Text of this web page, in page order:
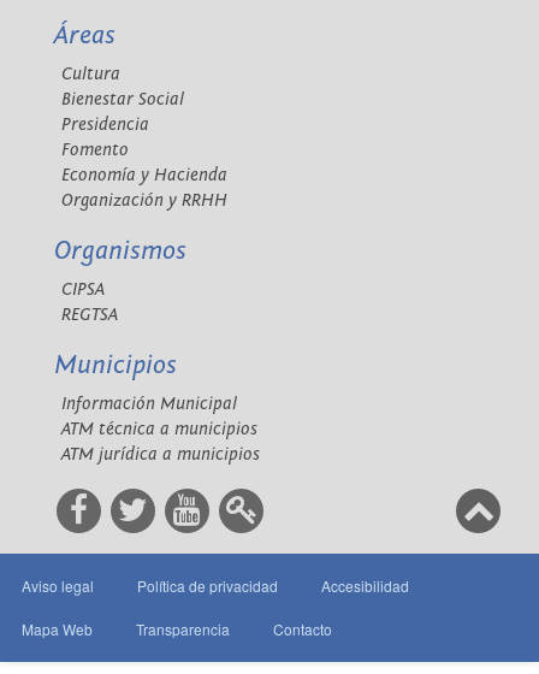
Áreas
Cultura
Bienestar Social
Presidencia
Fomento
Economía y Hacienda
Organización y RRHH
Organismos
CIPSA
REGTSA
Municipios
Información Municipal
ATM técnica a municipios
ATM jurídica a municipios
Aviso legal Política de privacidad Accesibilidad
Mapa Web Transparencia Contacto